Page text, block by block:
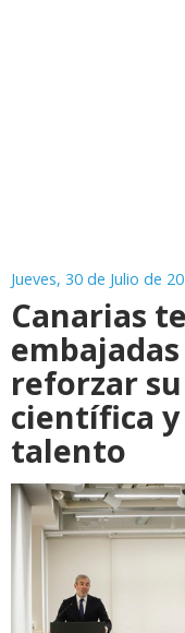
Jueves, 30 de Julio de
Canarias
reforzar
científica
talento